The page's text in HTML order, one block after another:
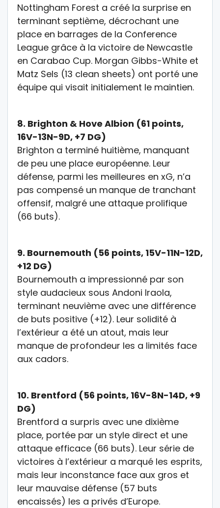
Nottingham Forest a créé la surprise en
terminant septième, décrochant une
place en barrages de la Conference
League grâce à la victoire de Newcastle
en Carabao Cup. Morgan Gibbs-White et
Matz Sels (13 clean sheets) ont porté une
équipe qui visait initialement le maintien.
8. Brighton & Hove Albion (61 points,
16V-13N-9D, +7 DG)
Brighton a terminé huitième, manquant
de peu une place européenne. Leur
défense, parmi les meilleures en xG, n’a
pas compensé un manque de tranchant
offensif, malgré une attaque prolifique
(66 buts).
9. Bournemouth (56 points, 15V-11N-12D,
+12 DG)
Bournemouth a impressionné par son
style audacieux sous Andoni Iraola,
terminant neuvième avec une différence
de buts positive (+12). Leur solidité à
l’extérieur a été un atout, mais leur
manque de profondeur les a limités face
aux cadors.
10. Brentford (56 points, 16V-8N-14D, +9
DG)
Brentford a surpris avec une dixième
place, portée par un style direct et une
attaque efficace (66 buts). Leur série de
victoires à l’extérieur a marqué les esprits,
mais leur inconstance face aux gros et
leur mauvaise défense (57 buts
encaissés) les a privés d’Europe.